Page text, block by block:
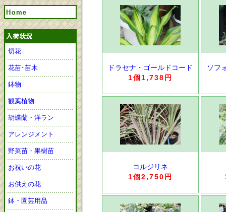
切花
花苗･苗木
鉢物
観葉植物
胡蝶蘭・洋ラン
アレンジメント
野菜苗・果樹苗
お祝いの花
お供えの花
鉢・園芸用品
ドラセナ・ゴールドコード
1個1,738円
ソフ
コルジリネ
1個2,750円